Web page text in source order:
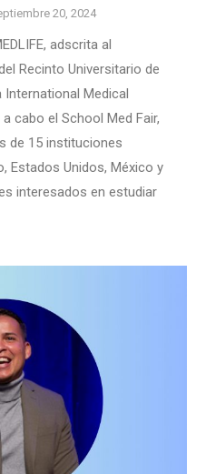
20, 2024
adscrita al
Recinto Universitario de
International Medical
cabo el School Med Fair,
de 15 instituciones
Estados Unidos, México y
interesados en estudiar